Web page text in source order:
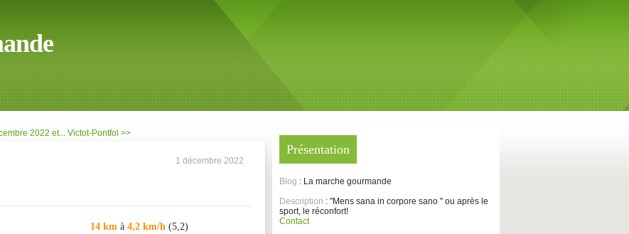
2022 et... Victot-Pontfol >>
1 décembre 2022
14 kmà 4,2 km/h(5,2)
Présentation
Blog : La marche gourmande
Description : "Mens sana in corpore sano " ou après le
sport, le réconfort!
Contact